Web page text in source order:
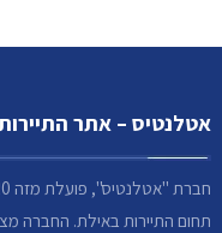
אטלנטיס – אתר
תחום התיירות באילת. החברה